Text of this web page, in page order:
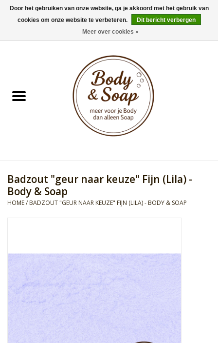
0 Artikelen - €0,00
Doucheproducten
Kids Collection
Soap
Badzout "geur naar keuze" Fijn (Lila) -
Body & Soap
HOME/ BADZOUT "GEUR NAAR KEUZE" FIJN (LILA) - BODY & SOAP
Door het gebruiken van onze website, ga je akkoord met het gebruik van
cookies om onze website te verbeteren.
Dit bericht verbergen
Meer over cookies »